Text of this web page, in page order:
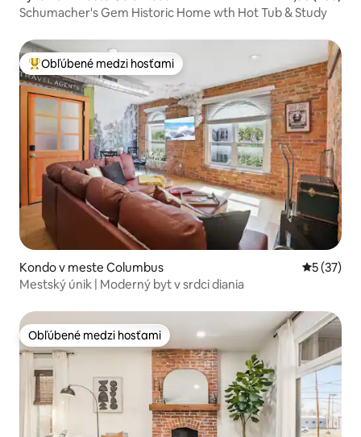
Schumacher's Gem Historic Home wth Hot Tub & Study
Najobľúbenejšie medzi hosťami
Obľúbené medzi hosťami
Kondo v meste Columbus
5 (37)
Mestský únik | Moderný byt v srdci diania
Obľúbené medzi hosťami
Obľúbené medzi hosťami